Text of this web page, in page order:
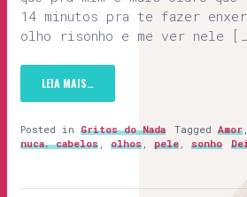
14 minutos pra te fazer
olho risonho e me ver nele
LEIA MAIS…
Posted in Gritos do Nada Tagged Amor
nuca. cabelos
olhos pele sonho